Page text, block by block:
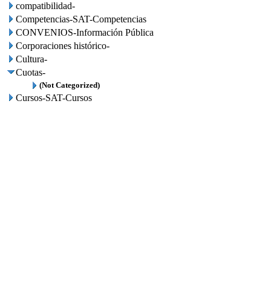
compatibilidad-
Competencias-SAT-Competencias
CONVENIOS-Información Pública
Corporaciones histórico-
Cultura-
Cuotas-
(Not Categorized)
Cursos-SAT-Cursos